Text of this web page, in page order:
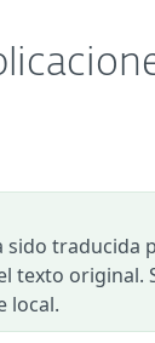
sido traducida
texto original.
local.